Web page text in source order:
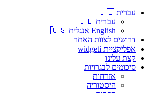
עברית 🇮🇱
עברית 🇮🇱
English אנגלית 🇺🇸
דרושים לצוות האתר
אפליקציית widgeti
קצת עלינו
סיכומים לבגרויות
אזרחות
היסטוריה